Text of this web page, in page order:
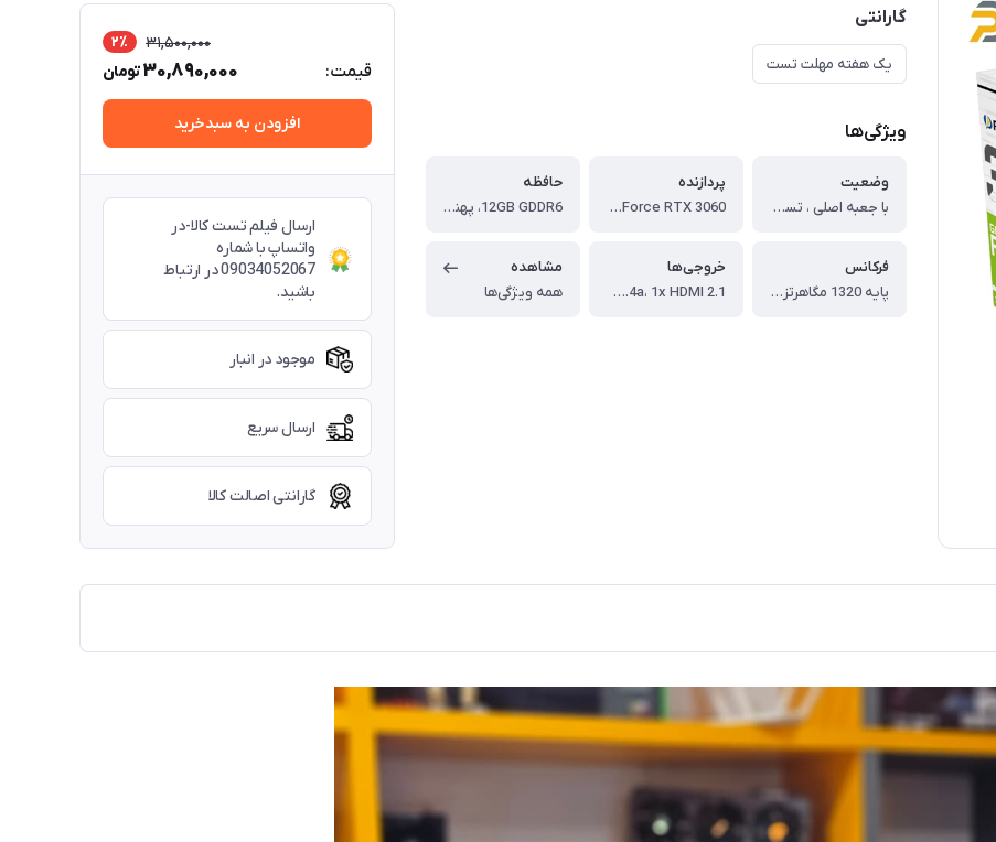
گارانتی
یک هفته مهلت تست
ویژگی‌ها
وضعیت
با جعبه اصلی ، تست شده با نرم افزار فورماک ، دما بین 70 تا 75 درجه ، پیچ پلمپ ، دورفن 55 درصد
پردازنده
GeForce RTX 3060 با معماری Ampere
حافظه
12GB GDDR6، پهنای باند 192 بیت
فرکانس
پایه 1320 مگاهرتز، بوست 1777 مگاهرتز
خروجی‌ها
3x DisplayPort 1.4a، 1x HDMI 2.1
مشاهده
همه ویژگی‌ها
قیمت:
31,500,000 2٪
30,890,000تومان
افزودن به سبدخرید
ارسال فیلم تست کالا-در
واتساپ با شماره
09034052067 در ارتباط
باشید.
موجود در انبار
ارسال سریع
گارانتی اصالت کالا